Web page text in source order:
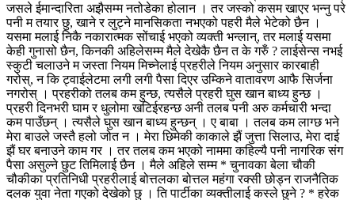
जसले ईमान्दारिता अझैसम्म नतोडेका होलान । तर जस्को कसम खाएर भन्नु परे
पनी म तयार छु, खाने र लुट्ने मानसिकता नभएको पहरी मैले भेटेको छैन ।
यसमा मलाई निकै नकारात्मक सोंचाई भएको व्यक्ती भन्लान्, तर मलाई यसमा
केही गुनासो छैन, किनकी अहिलेसम्म मैले देखेकै छैन त के गरुँ ?लाईसेन्स नभई
स्कुटी चलाउने म जस्ता नियम मिच्नेलाई प्रहरीले नियम अनुसार कारबाही
गरोस्, न कि ट्वाईलेटमा लगी लगी पैसा दिएर उम्किने वातावरण आफै सिर्जना
नगरोस् । प्रहरीको तलब कम हुन्छ, त्यसैले प्रहरी घुस खान बाध्य हुन्छ ।
प्रहरी दिनभरी घाम र धुलोमा खटिईरहन्छ अनी तलब पनी अरु कर्मचारी भन्दा
कम पाउँछन् । त्यसैले घुस खान बाध्य हुन्छन् ।ए बाबा । तलब कम लाग्छ भने
मेरा बाउले जस्तै हलो जोत न । मेरा छिमेकी काकाले झैं जुत्ता सिलाउ, मेरा दाई
झैं घर बनाउने काम गर । तर तलब कम भएको नाममा कहिल्यै पनी नागरिक संग
पैसा असुल्ने छुट तिमिलाई छैन ।मैले अहिले सम्म * चुनावका बेला चौकी
चौकीका प्रतिनिधी प्रहरीलाई बोत्तलका बोत्तल महंगा रक्सी छोड्न राजनैतिक
दलक युवा नेता गएको देखेको छु । ति पार्टीका व्यक्तीलाई कस्ले छुने ? * हरेक